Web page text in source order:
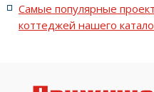
Самые популярные
коттеджей нашего